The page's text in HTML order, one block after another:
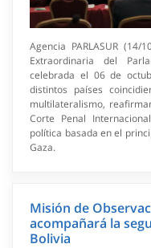
Agencia PARLASUR
Extraordinaria del
celebrada el 06 de
distintos países
multilateralismo,
Corte Penal
política basada en el
Gaza.
Misión de
acompañará la
Bolivia